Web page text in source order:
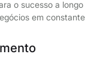
o sucesso a longo
em constante